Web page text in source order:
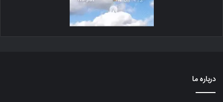
درباره ما